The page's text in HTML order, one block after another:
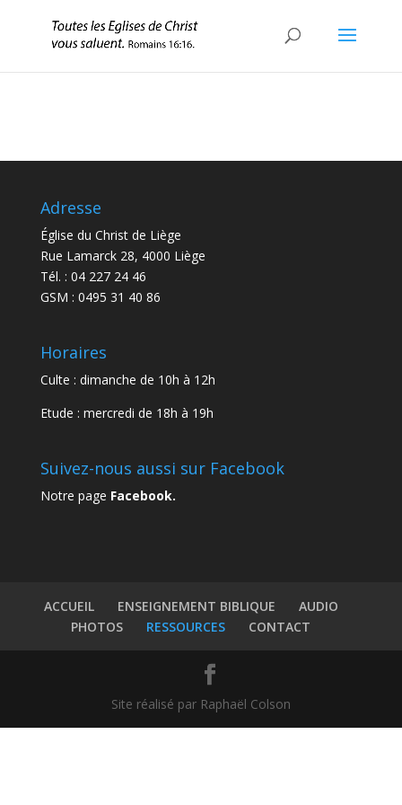
Adresse
Église du Christ de Liège
Rue Lamarck 28, 4000 Liège
Tél. : 04 227 24 46
GSM : 0495 31 40 86
Horaires
Culte : dimanche de 10h à 12h
Etude : mercredi de 18h à 19h
Suivez-nous aussi sur Facebook
Notre page Facebook.
ACCUEIL ENSEIGNEMENT BIBLIQUE
AUDIO
PHOTOS
RESSOURCES CONTACT
Site réalisé par Raphaël Colson